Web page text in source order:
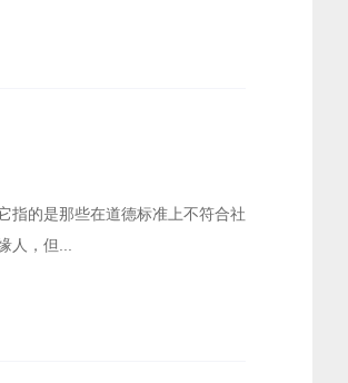
指的是那些在道德标准上不符合社
人，但...